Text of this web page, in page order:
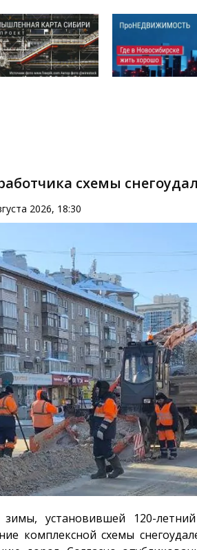
схемы
2026, 18:30
установившей 120-
комплексной схемы